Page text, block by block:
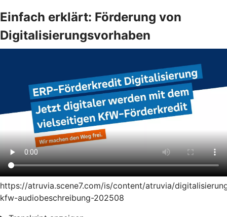
Einfach erklärt: Förderung von
Digitalisierungsvorhaben
https://atruvia.scene7.com/is/content/atruvia/
kfw-audiobeschreibung-202508